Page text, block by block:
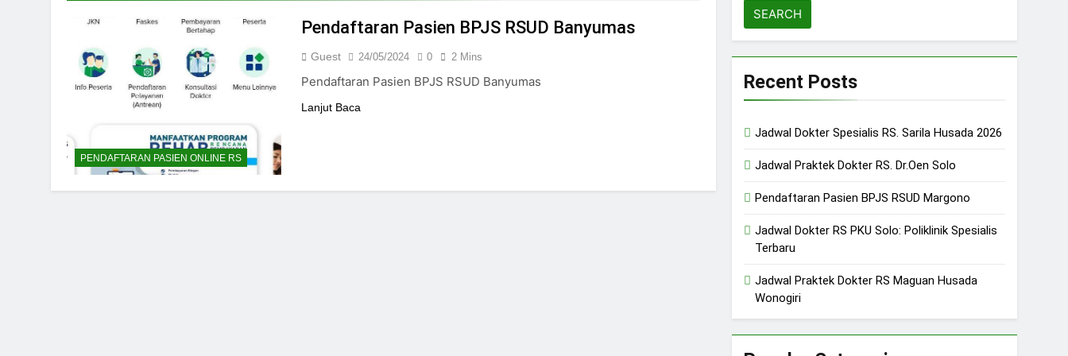
PENDAFTARAN PASIEN ONLINE RS
Pendaftaran Pasien BPJS RSUD Banyumas
Guest 24/05/2024 0 2 Mins
Pendaftaran Pasien BPJS RSUD Banyumas
Lanjut Baca
Recent Posts
Jadwal Dokter Spesialis RS. Sarila Husada 2026
Jadwal Praktek Dokter RS. Dr.Oen Solo
Pendaftaran Pasien BPJS RSUD Margono
Jadwal Dokter RS PKU Solo: Poliklinik Spesialis
Terbaru
Jadwal Praktek Dokter RS Maguan Husada
Wonogiri